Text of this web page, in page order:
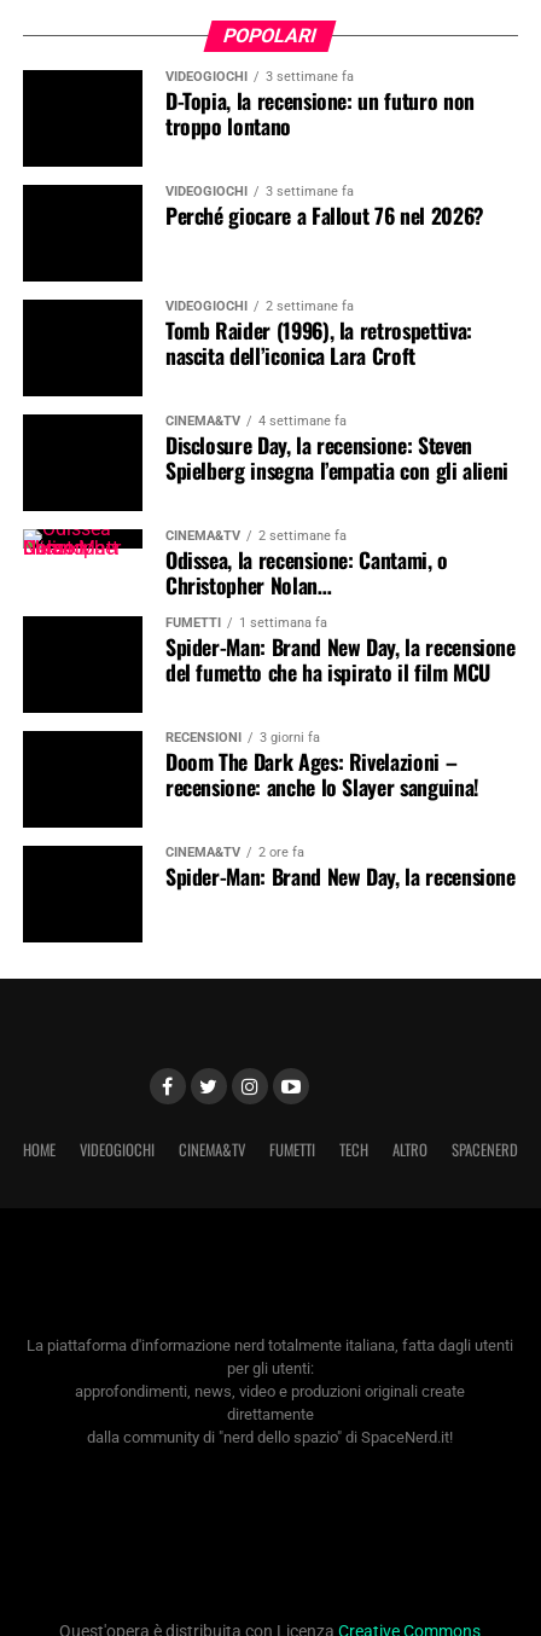
POPOLARI
VIDEOGIOCHI 3 settimane fa
D-Topia, la recensione: un futuro non
troppo lontano
VIDEOGIOCHI 3 settimane fa
Perché giocare a Fallout 76 nel 2026?
VIDEOGIOCHI 2 settimane fa
Tomb Raider (1996), la retrospettiva:
nascita dell’iconica Lara Croft
CINEMA&TV 4 settimane fa
Disclosure Day, la recensione: Steven
Spielberg insegna l’empatia con gli alieni
CINEMA&TV 2 settimane fa
Odissea, la recensione: Cantami, o
Christopher Nolan…
FUMETTI 1 settimana fa
Spider-Man: Brand New Day, la recensione
del fumetto che ha ispirato il film MCU
RECENSIONI 3 giorni fa
Doom The Dark Ages: Rivelazioni –
recensione: anche lo Slayer sanguina!
CINEMA&TV 2 ore fa
Spider-Man: Brand New Day, la recensione
HOME VIDEOGIOCHI CINEMA&TV FUMETTI TECH ALTRO SPACENERD
La piattaforma d'informazione nerd totalmente italiana, fatta dagli utenti
per gli utenti:
approfondimenti, news, video e produzioni originali create
direttamente
dalla community di "nerd dello spazio" di SpaceNerd.it!
Quest'opera è distribuita con LicenzaCreative Commons